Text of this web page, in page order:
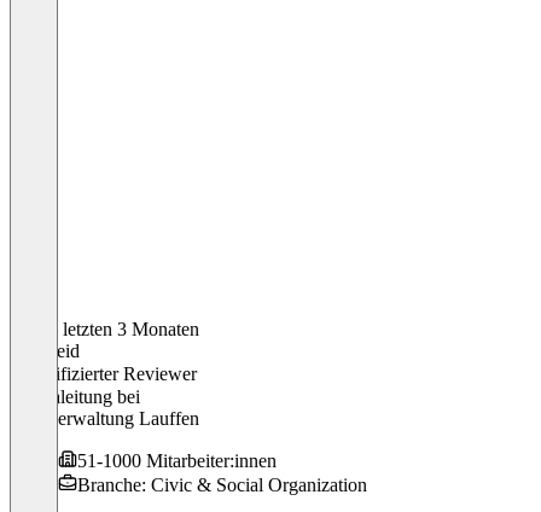
In den letzten 3 Monaten
Adelheid
Verifizierter Reviewer
Mensaleitung bei
Stadtverwaltung Lauffen
51-1000 Mitarbeiter:innen
Branche: Civic & Social Organization